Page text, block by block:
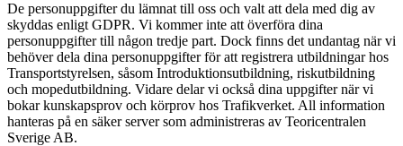
De personuppgifter du lämnat till oss och valt att dela med dig av
skyddas enligt GDPR. Vi kommer inte att överföra dina
personuppgifter till någon tredje part. Dock finns det undantag när vi
behöver dela dina personuppgifter för att registrera utbildningar hos
Transportstyrelsen, såsom Introduktionsutbildning, riskutbildning
och mopedutbildning. Vidare delar vi också dina uppgifter när vi
bokar kunskapsprov och körprov hos Trafikverket. All information
hanteras på en säker server som administreras av Teoricentralen
Sverige AB.